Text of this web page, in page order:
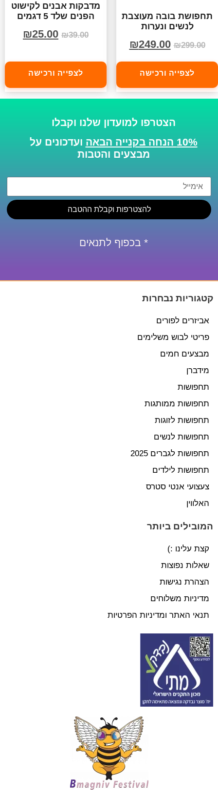
תחפושת בובה מעוצבת
לנשים ונערות
₪299.00
₪249.00
לצפייה ורכישה
מדבקות אבנים לקישוט
הפנים שלד 5 דגמים
₪39.00
₪25.00
לצפייה ורכישה
הצטרפו למועדון שלנו וקבלו
10% הנחה בקנייה הבאה
ועדכונים על
מבצעים והטבות
להצטרפות וקבלת ההטבה
* בכפוף לתנאים
קטגוריות נבחרות
אביזרים לפורים
פריטי לבוש משלימים
מבצעים חמים
מידברן
תחפושות
תחפושות ממותגות
תחפושות לזוגות
תחפושות לנשים
תחפושות לגברים 2025
תחפושות לילדים
צעצועי אנטי סטרס
האלווין
המובילים ביותר
קצת עלינו :)
שאלות נפוצות
הצהרת נגישות
מדיניות משלוחים
תנאי האתר ומדיניות הפרטיות